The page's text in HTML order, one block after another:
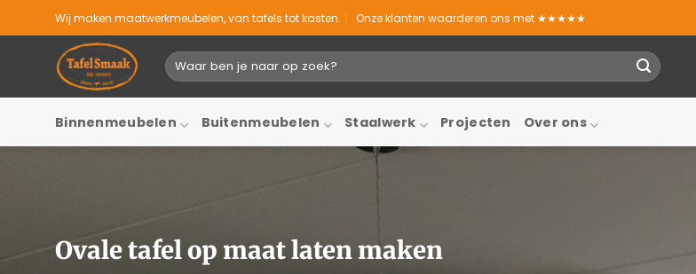
naar
Wij maken maatwerkmeubelen, van tafels tot kasten. Onze klanten waarderen ons met ★★★★★
Zoeken
naar:
Binnenmeubelen Buitenmeubelen Staalwerk Projecten Over ons
Ovale tafel op maat laten maken